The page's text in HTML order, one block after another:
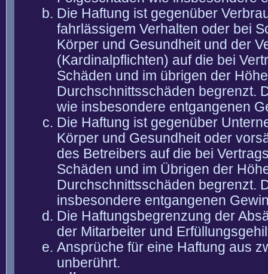
Die Haftung ist gegenüber
fahrlässigem Verhalten oder bei
Körper und Gesundheit und der
(Kardinalpflichten) auf die bei
Schäden und im übrigen der
Durchschnittsschäden begrenzt.
wie insbesondere entgangenen
Die Haftung ist gegenüber
Körper und Gesundheit oder
des Betreibers auf die bei
Schäden und im Übrigen der
Durchschnittsschäden begrenzt.
insbesondere entgangenen
Die Haftungsbegrenzung der
der Mitarbeiter und
Ansprüche für eine Haftung aus
unberührt.